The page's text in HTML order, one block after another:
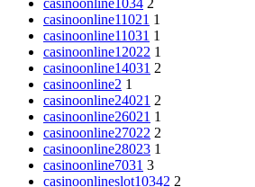
casinoonline11021 1
casinoonline11031 1
casinoonline12022 1
casinoonline14031 2
casinoonline2 1
casinoonline24021 2
casinoonline26021 1
casinoonline27022 2
casinoonline28023 1
casinoonline7031 3
casinoonlineslot10342 2